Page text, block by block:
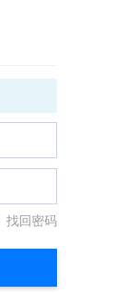
找回密码